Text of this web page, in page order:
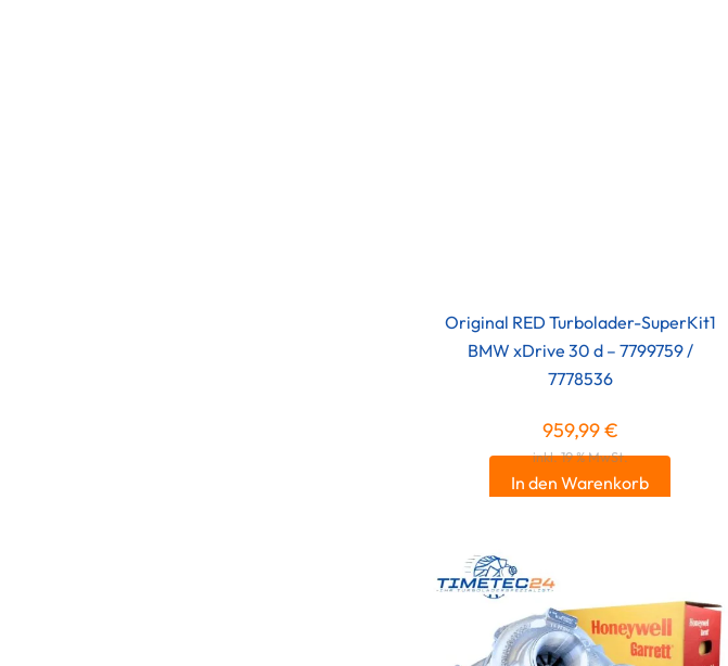
Original RED Turbolader-SuperKit1
BMW xDrive 30 d – 7799759 /
7778536
959,99€
inkl. 19 % MwSt.
In den Warenkorb